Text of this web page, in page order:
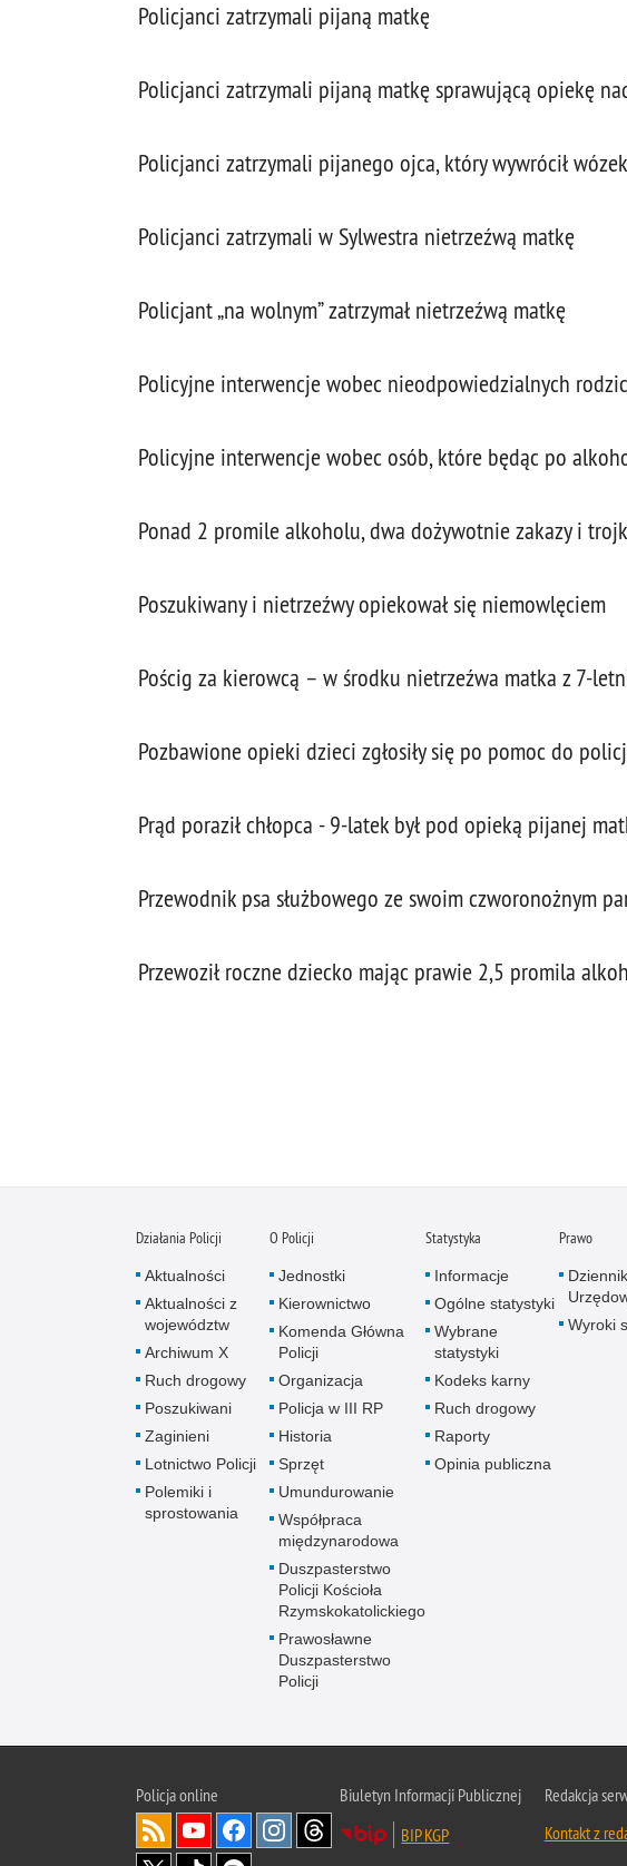
Policjanci zatrzymali pijaną matkę
Policjanci zatrzymali pijaną matkę sprawującą opiekę
Policjanci zatrzymali pijanego ojca, który wywrócił
Policjanci zatrzymali w Sylwestra nietrzeźwą matkę
Policjant „na wolnym” zatrzymał nietrzeźwą matkę
Policyjne interwencje wobec nieodpowiedzialnych
Policyjne interwencje wobec osób, które będąc po
Ponad 2 promile alkoholu, dwa dożywotnie zakazy i
Poszukiwany i nietrzeźwy opiekował się niemowlęciem
Pościg za kierowcą – w środku nietrzeźwa matka z 7-
Pozbawione opieki dzieci zgłosiły się po pomoc do
Prąd poraził chłopca - 9-latek był pod opieką pijanej
Przewodnik psa służbowego ze swoim czworonożnym
Przewoził roczne dziecko mając prawie 2,5 promila
Działania Policji
Aktualności
Aktualności z
województw
Archiwum X
Ruch drogowy
Poszukiwani
Zaginieni
Lotnictwo Policji
Polemiki i
sprostowania
O Policji
Jednostki
Kierownictwo
Komenda Główna
Policji
Organizacja
Policja w III RP
Historia
Sprzęt
Umundurowanie
Współpraca
międzynarodowa
Duszpasterstwo
Policji Kościoła
Rzymskokatolickiego
Prawosławne
Duszpasterstwo
Policji
Statystyka
Informacje
Ogólne statystyki
Wybrane
statystyki
Kodeks karny
Ruch drogowy
Raporty
Opinia publiczna
Prawo
Dziennik
Wyroki
Policjaonline
Biuletyn Informacji Publicznej
BIP KGP
Redakcja
Kontakt z